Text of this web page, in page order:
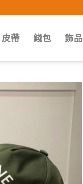
皮帶 錢包 飾品